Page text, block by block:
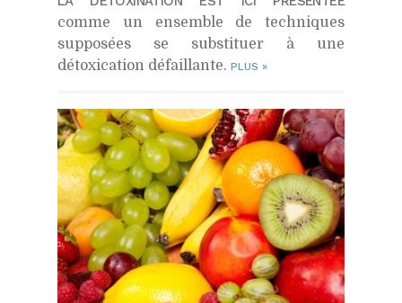
comme un ensemble de techniques
supposées se substituer à une
détoxication défaillante. PLUS »